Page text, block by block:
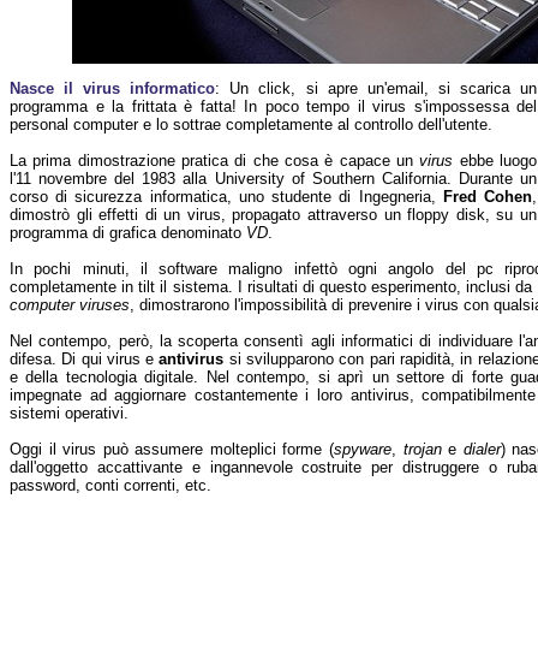
Nasce il virus informatico: Un click, si apre un'email, si scarica un
programma e la frittata è fatta! In poco tempo il virus s'impossessa del
personal computer e lo sottrae completamente al controllo dell'utente.
La prima dimostrazione pratica di che cosa è capace unvirus ebbe luogo
l'11 novembre del 1983 alla University of Southern California. Durante un
corso di sicurezza informatica, uno studente di Ingegneria, Fred Cohen,
dimostrò gli effetti di un virus, propagato attraverso un floppy disk, su un
programma di grafica denominato VD.
In pochi minuti, il software maligno infettò ogni angolo del pc
completamente in tilt il sistema. I risultati di questo esperimento, inclusi
computer viruses, dimostrarono l'impossibilità di prevenire i virus con
Nel contempo, però, la scoperta consentì agli informatici di individuare
difesa. Di qui virus eantivirus si svilupparono con pari rapidità, in
e della tecnologia digitale. Nel contempo, si aprì un settore di forte
impegnate ad aggiornare costantemente i loro antivirus,
sistemi operativi.
Oggi il virus può assumere molteplici forme (spyware, trojane dialer)
dall'oggetto accattivante e ingannevole costruite per distruggere o
password, conti correnti, etc.